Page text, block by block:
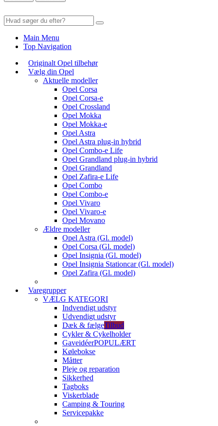
Main Menu
Top Navigation
Originalt Opel tilbehør
Vælg din Opel
Aktuelle modeller
Opel Corsa
Opel Corsa-e
Opel Crossland
Opel Mokka
Opel Mokka-e
Opel Astra
Opel Astra plug-in hybrid
Opel Combo-e Life
Opel Grandland plug-in hybrid
Opel Grandland
Opel Zafira-e Life
Opel Combo
Opel Combo-e
Opel Vivaro
Opel Vivaro-e
Opel Movano
Ældre modeller
Opel Astra (Gl. model)
Opel Corsa (Gl. model)
Opel Insignia (Gl. model)
Opel Insignia Stationcar (Gl. model)
Opel Zafira (Gl. model)
Varegrupper
VÆLG KATEGORI
Indvendigt udstyr
Udvendigt udstyr
Dæk & fælgeTilbud
Cykler & Cykelholder
GaveidéerPOPULÆRT
Kølebokse
Måtter
Pleje og reparation
Sikkerhed
Tagboks
Viskerblade
Camping & Touring
Servicepakke